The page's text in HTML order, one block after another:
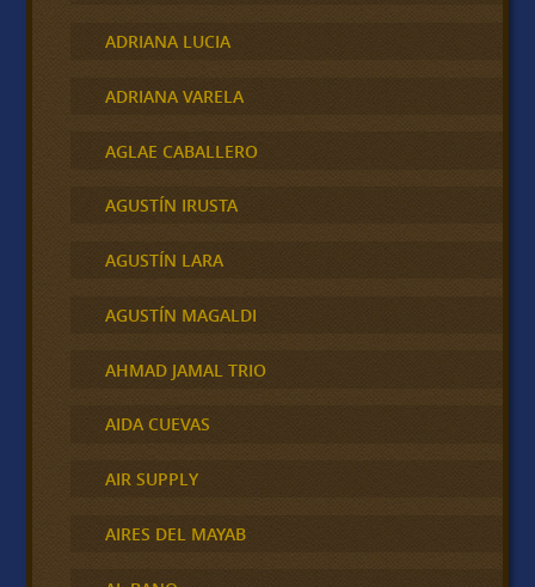
ADRIANA LUCIA
ADRIANA VARELA
AGLAE CABALLERO
AGUSTÍN IRUSTA
AGUSTÍN LARA
AGUSTÍN MAGALDI
AHMAD JAMAL TRIO
AIDA CUEVAS
AIR SUPPLY
AIRES DEL MAYAB